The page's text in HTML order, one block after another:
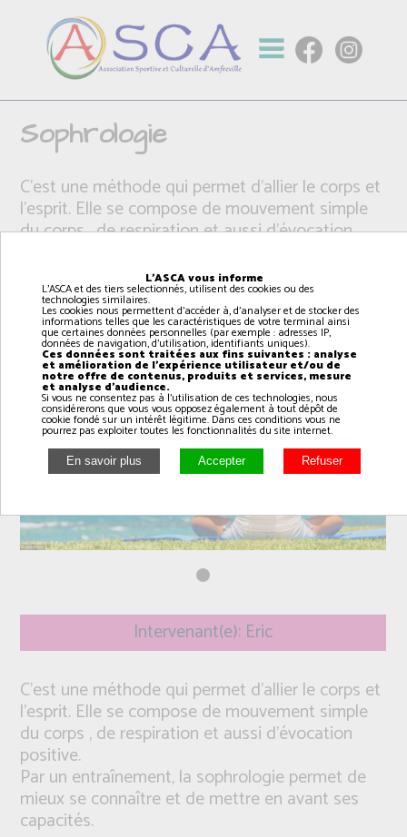
Sophrologie
C'est une méthode qui permet d'allier le corps et
l'esprit. Elle se compose de mouvement simple
du corps , de respiration et aussi d'évocation
Par un entraînement, la sophrologie permet de
mieux se connaître et de mettre en avant ses
capacités.
Intervenant(e): Eric
C'est une méthode qui permet d'allier le corps et
l'esprit. Elle se compose de mouvement simple
du corps , de respiration et aussi d'évocation
positive.
Par un entraînement, la sophrologie permet de
mieux se connaître et de mettre en avant ses
capacités.
L'ASCA vous informe
L'ASCA et des tiers selectionnés, utilisent des cookies ou des
technologies similaires.
Les cookies nous permettent d'accéder à, d'analyser et de stocker des
informations telles que les caractéristiques de votre terminal ainsi
que certaines données personnelles (par exemple : adresses IP,
données de navigation, d'utilisation, identifiants uniques).
Ces données sont traitées aux fins suivantes : analyse
et amélioration de l'expérience utilisateur et/ou de
notre offre de contenus, produits et services, mesure
et analyse d'audience.
Si vous ne consentez pas à l'utilisation de ces technologies, nous
considérerons que vous vous opposez également à tout dépôt de
cookie fondé sur un intérêt légitime. Dans ces conditions vous ne
pourrez pas exploiter toutes les fonctionnalités du site internet.